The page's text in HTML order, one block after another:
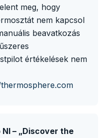
meg, hogy
nem kapcsol
beavatkozás
értékelések nem
– „Discover the